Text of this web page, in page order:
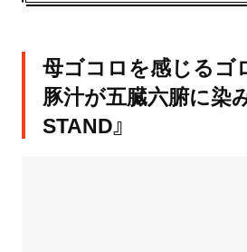
母ゴコロを感じるゴ
豚汁が五臓六腑に染
STAND』